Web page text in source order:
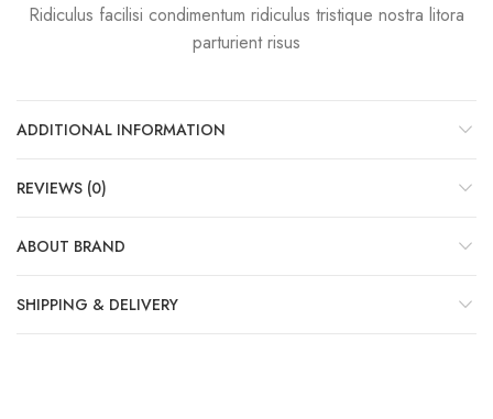
Ridiculus facilisi condimentum ridiculus tristique nostra litora
parturient risus
ADDITIONAL INFORMATION
REVIEWS (0)
ABOUT BRAND
SHIPPING & DELIVERY